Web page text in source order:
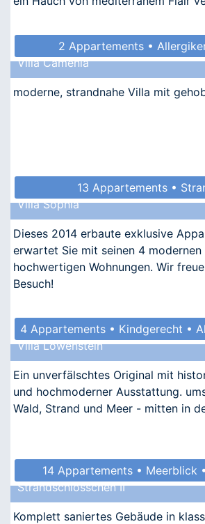
2 Appartements •
Villa Camenia
moderne, strandnahe Villa mit
13 Appartements •
Villa Sophia
Dieses 2014 erbaute exklusive
erwartet Sie mit seinen 4 modernen
hochwertigen Wohnungen. Wir
Besuch!
4 Appartements • Kindgerecht •
Villa Löwenstein
Ein unverfälschtes Original mit
und hochmoderner Ausstattung.
Wald, Strand und Meer - mitten in
14 Appartements • Meerblick
• Allergikergeeignet
Strandschlösschen II
Komplett saniertes Gebäude in